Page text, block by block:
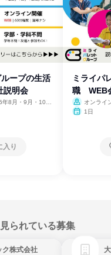
ープの生活
明会
年8月・9月・10
入り
ミライパ
職 WEB
オンライ
1日
られている募集
ク株式会社